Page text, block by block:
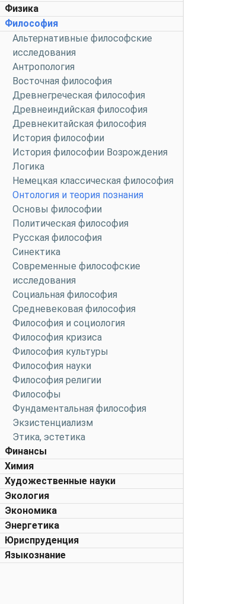
Физика
Философия
Альтернативные философские
исследования
Антропология
Восточная философия
Древнегреческая философия
Древнеиндийская философия
Древнекитайская философия
История философии
История философии Возрождения
Логика
Немецкая классическая философия
Онтология и теория познания
Основы философии
Политическая философия
Русская философия
Синектика
Современные философские
исследования
Социальная философия
Средневековая философия
Философия и социология
Философия кризиса
Философия культуры
Философия науки
Философия религии
Философы
Фундаментальная философия
Экзистенциализм
Этика, эстетика
Финансы
Химия
Художественные науки
Экология
Экономика
Энергетика
Юриспруденция
Языкознание